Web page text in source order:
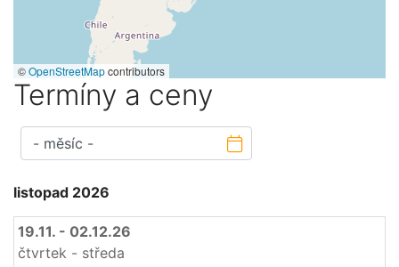
©OpenStreetMapcontributors
Termíny a ceny
listopad 2026
19.11. - 02.12.26
čtvrtek - středa